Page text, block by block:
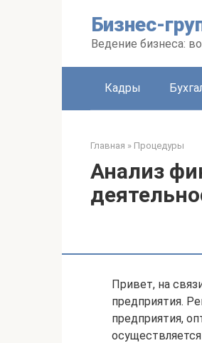
Бизнес-
Ведение бизнеса:
Кадры
Главная » Процедуры
Анализ
Привет, на
предприятия.
предприятия,